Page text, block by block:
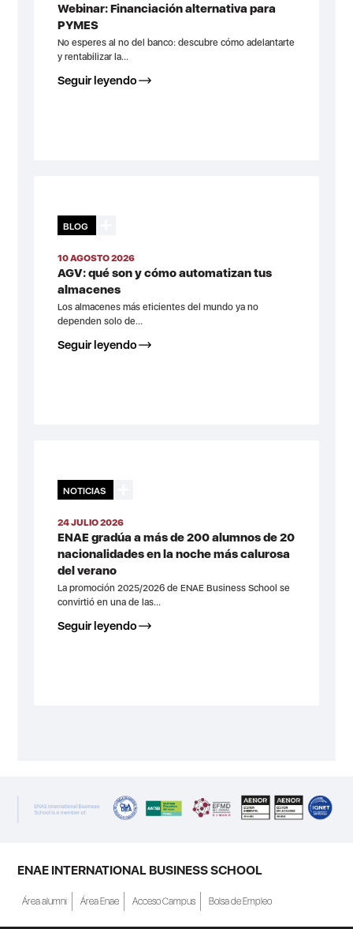
Webinar: Financiación alternativa para
PYMES
No esperes al no del banco: descubre cómo adelantarte
y rentabilizar la...
Seguir leyendo
BLOG
10 AGOSTO 2026
AGV: qué son y cómo automatizan tus
almacenes
Los almacenes más eficientes del mundo ya no
dependen solo de...
Seguir leyendo
NOTICIAS
24 JULIO 2026
ENAE gradúa a más de 200 alumnos de 20
nacionalidades en la noche más calurosa
del verano
La promoción 2025/2026 de ENAE Business School se
convirtió en una de las...
Seguir leyendo
ENAE INTERNATIONAL BUSINESS SCHOOL
Área alumni Área Enae Acceso Campus Bolsa de Empleo